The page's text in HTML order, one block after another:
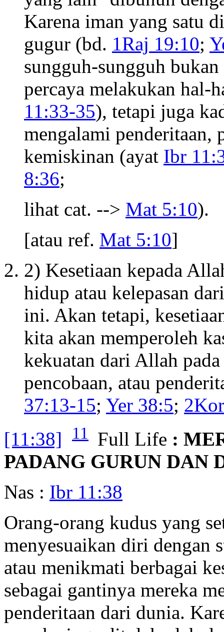
Karena iman yang satu
gugur (bd. 1Raj 19:10;
sungguh-sungguh
percaya melakukan hal-
11:33-35), tetapi juga
mengalami penderitaan,
kemiskinan (ayat Ibr
8:36;
lihat cat. --> Mat 5:10).
[atau ref. Mat 5:10]
2) Kesetiaan kepada
hidup atau kelepasan
ini. Akan tetapi,
kita akan memperoleh
kekuatan dari Allah pada
pencobaan, atau
37:13-15; Yer 38:5;
[11:38]
11 Full Life :
PADANG GURUN DAN
Nas : Ibr 11:38
Orang-orang kudus yang
menyesuaikan diri dengan
atau menikmati berbagai
sebagai gantinya mereka
penderitaan dari dunia.